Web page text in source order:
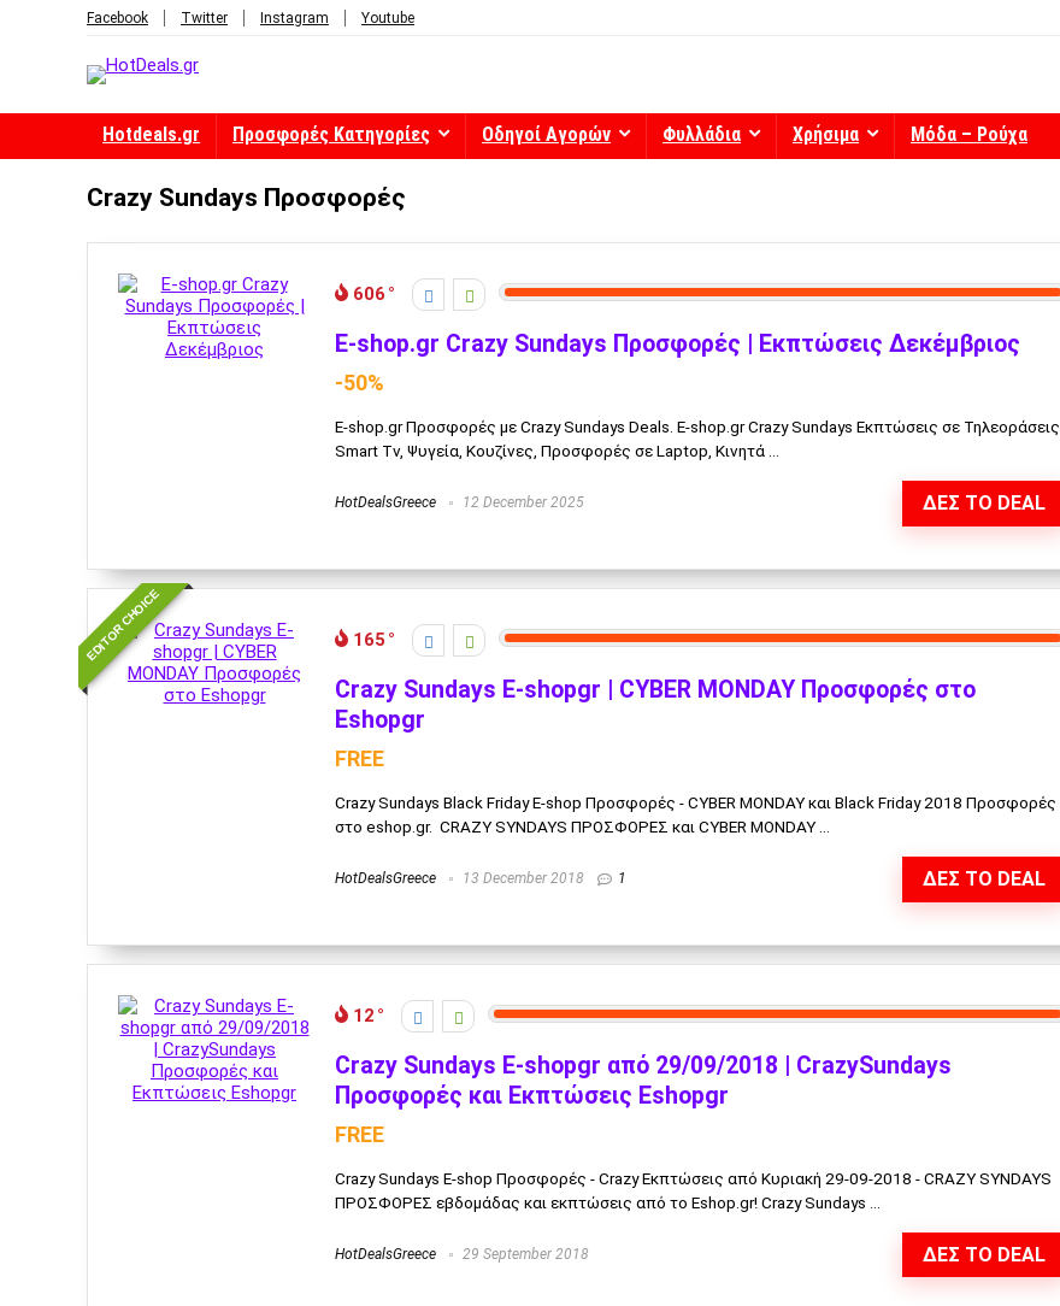
Facebook Twitter Instagram Youtube
Hotdeals.gr Προσφορές Κατηγορίες Οδηγοί Αγορών Φυλλάδια Χρήσιμα Μόδα – Ρούχα
Crazy Sundays Προσφορές
606
E-shop.gr Crazy Sundays Προσφορές | Εκπτώσεις Δεκέμβριος
-50%
E-shop.gr Προσφορές με Crazy Sundays Deals. E-shop.gr Crazy Sundays Εκπτώσεις σε Τηλεοράσεις
Smart Tv, Ψυγεία, Κουζίνες, Προσφορές σε Laptop, Κινητά ...
HotDealsGreece 12 December 2025 ΔΕΣ ΤΟ DEAL
EDITOR CHOICE 165
Crazy Sundays E-shopgr | CYBER MONDAY Προσφορές στο
Eshopgr
FREE
Crazy Sundays Black Friday E-shop Προσφορές - CYBER MONDAY και Black Friday 2018 Προσφορές
στο eshop.gr. CRAZY SYNDAYS ΠΡΟΣΦΟΡΕΣ και CYBER MONDAY ...
HotDealsGreece 13 December 2018 1 ΔΕΣ ΤΟ DEAL
12
Crazy Sundays E-shopgr από 29/09/2018 | CrazySundays
Προσφορές και Εκπτώσεις Eshopgr
FREE
Crazy Sundays E-shop Προσφορές - Crazy Εκπτώσεις από Κυριακή 29-09-2018 - CRAZY SYNDAYS
ΠΡΟΣΦΟΡΕΣ εβδομάδας και εκπτώσεις από το Eshop.gr! Crazy Sundays ...
HotDealsGreece 29 September 2018 ΔΕΣ ΤΟ DEAL